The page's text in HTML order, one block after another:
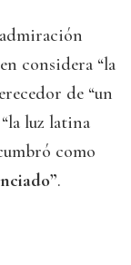
considera “la
de “un
luz latina
como
.